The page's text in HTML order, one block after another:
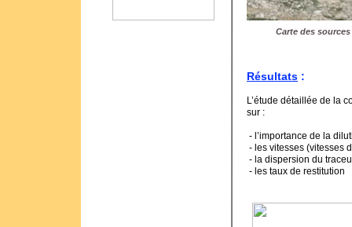
Carte des
Résultats :
L’étude détaillée de la
sur :
- l’importance de la
- les vitesses (vitesses
- la dispersion du
- les taux de restitution